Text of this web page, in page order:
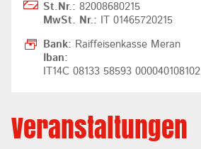
St.Nr.: 82008680215
MwSt. Nr.:
IT 01465720215
Bank: Raiffeisenkasse Meran
Iban:
IT14C 08133 58593 000040108102
Veranstaltungen